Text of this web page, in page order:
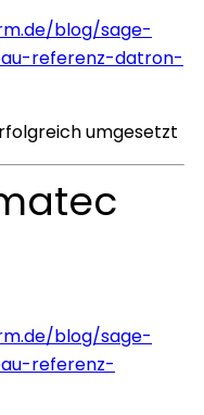
blog/sage-
referenz-datron-
umgesetzt
blog/sage-
referenz-